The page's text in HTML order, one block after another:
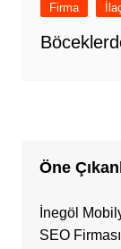
Firma
Öne
İnegöl
SEO Firması